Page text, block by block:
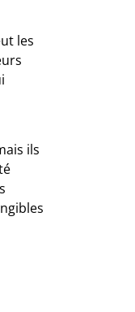
les
ils